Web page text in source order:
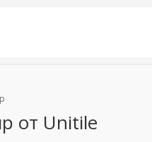
от Unitile